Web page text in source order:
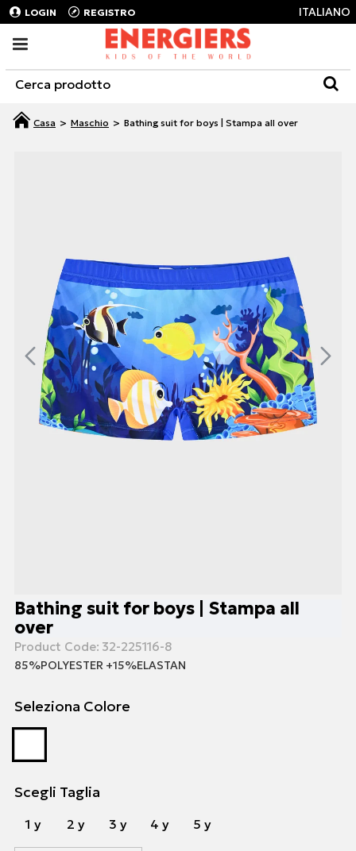
LOGIN REGISTRO ITALIANO
Maschio Bathing suit for boys | Stampa all over
Bathing suit for boys | Stampa all
over
Product Code: 32-225116-8
85%POLYESTER +15%ELASTAN
Seleziona Colore
Scegli Taglia
1 y 2 y 3 y 4 y 5 y